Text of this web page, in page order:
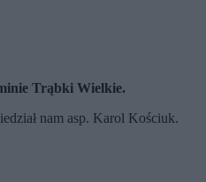
Trąbki Wielkie.
nam asp. Karol Kościuk.